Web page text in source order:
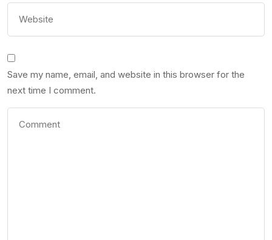
Save my name, email, and website in this browser for the
next time I comment.